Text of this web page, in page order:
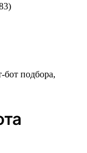
бот подбора,